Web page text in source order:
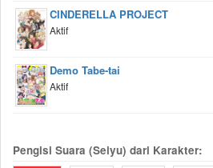
CINDERELLA PROJECT
Aktif
Demo Tabe-tai
Aktif
Pengisi Suara (Seiyu) dari Karakter: